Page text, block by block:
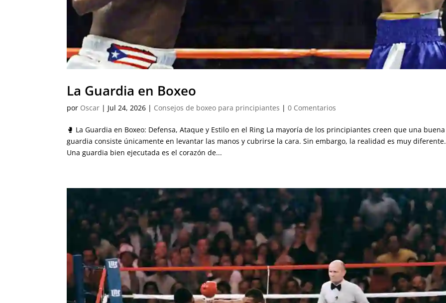
La Guardia en Boxeo
por Oscar | Jul 24, 2026 | Consejos de boxeo para principiantes |0 Comentarios
🥊 La Guardia en Boxeo: Defensa, Ataque y Estilo en el Ring La mayoría de los principiantes creen que una buena
guardia consiste únicamente en levantar las manos y cubrirse la cara. Sin embargo, la realidad es muy diferente.
Una guardia bien ejecutada es el corazón de...